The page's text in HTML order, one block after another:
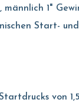
männlich 1"
Start-
von